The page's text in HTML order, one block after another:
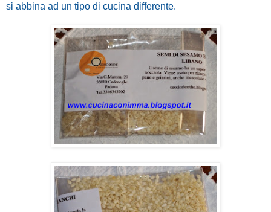
si abbina ad un tipo di cucina differente.